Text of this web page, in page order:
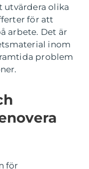
utvärdera olika
för att
arbete. Det är
inom
problem
för